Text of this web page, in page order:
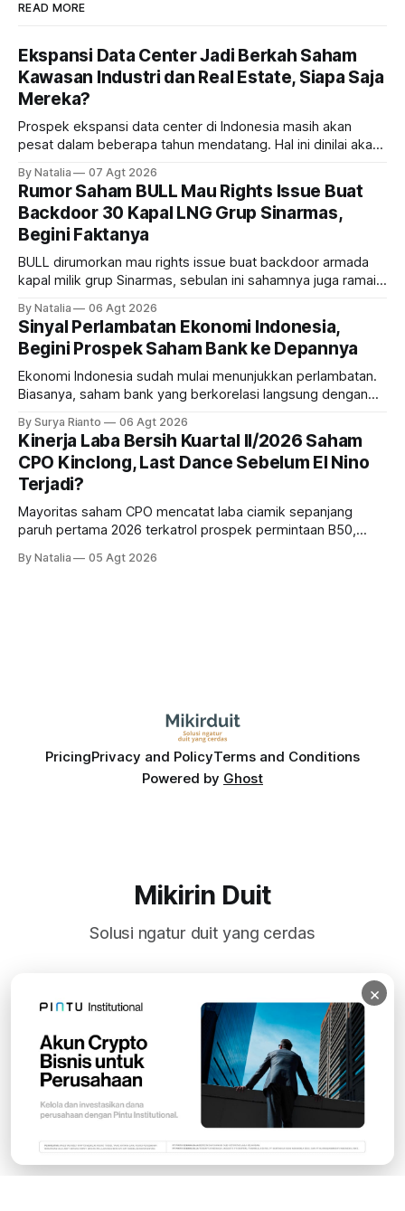
READ MORE
Ekspansi Data Center Jadi Berkah Saham
Kawasan Industri dan Real Estate, Siapa Saja
Mereka?
Prospek ekspansi data center di Indonesia masih akan
pesat dalam beberapa tahun mendatang. Hal ini dinilai akan
estate, ada siapa saja mereka?
By Natalia 07 Agt 2026
Rumor Saham BULL Mau Rights Issue Buat
Backdoor 30 Kapal LNG Grup Sinarmas,
Begini Faktanya
BULL dirumorkan mau rights issue buat backdoor armada
kapal milik grup Sinarmas, sebulan ini sahamnya juga ramai
masih menarik dilirik?
By Natalia 06 Agt 2026
Sinyal Perlambatan Ekonomi Indonesia,
Begini Prospek Saham Bank ke Depannya
Ekonomi Indonesia sudah mulai menunjukkan perlambatan.
Biasanya, saham bank yang berkorelasi langsung dengan
bank ke depannya?
By Surya Rianto 06 Agt 2026
Kinerja Laba Bersih Kuartal II/2026 Saham
CPO Kinclong, Last Dance Sebelum El Nino
Terjadi?
Mayoritas saham CPO mencatat laba ciamik sepanjang
paruh pertama 2026 terkatrol prospek permintaan B50,
diprediksi semakin terlihat mendekati 2027. Kira-kira gimana
By Natalia 05 Agt 2026
PricingPrivacy and PolicyTerms and Conditions
Powered by Ghost
Mikirin Duit
Solusi ngatur duit yang cerdas
Subscribe
×